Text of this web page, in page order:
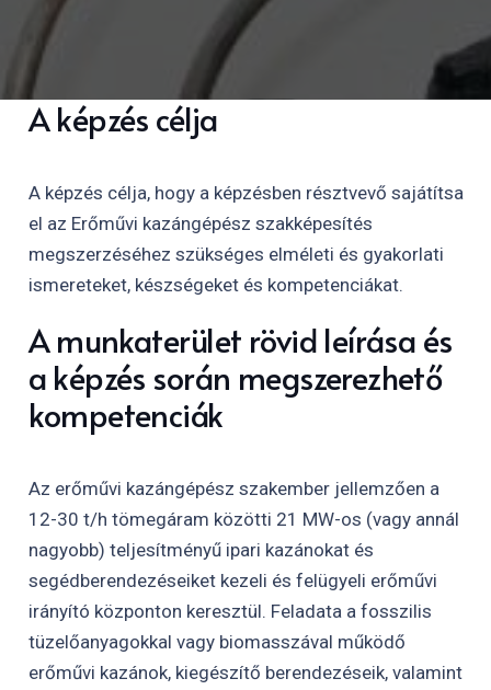
A képzés célja
A képzés célja, hogy a képzésben résztvevő sajátítsa
el az Erőművi kazángépész szakképesítés
megszerzéséhez szükséges elméleti és gyakorlati
ismereteket, készségeket és kompetenciákat.
A munkaterület rövid leírása és
a képzés során megszerezhető
kompetenciák
Az erőművi kazángépész szakember jellemzően a
12-30 t/h tömegáram közötti 21 MW-os (vagy annál
nagyobb) teljesítményű ipari kazánokat és
segédberendezéseiket kezeli és felügyeli erőművi
irányító központon keresztül. Feladata a fosszilis
tüzelőanyagokkal vagy biomasszával működő
erőművi kazánok, kiegészítő berendezéseik, valamint